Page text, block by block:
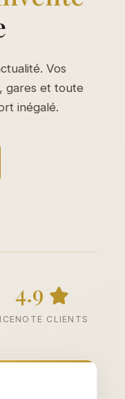
Vos
gares et toute
inégalé.
4.9
NOTE CLIENTS